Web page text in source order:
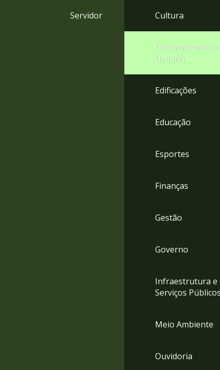
Servidor Cultura
Urbano
Edificações
Educação
Esportes
Finanças
Gestão
Governo
Infraestrutura e
Serviços Públicos
Meio Ambiente
Ouvidoria